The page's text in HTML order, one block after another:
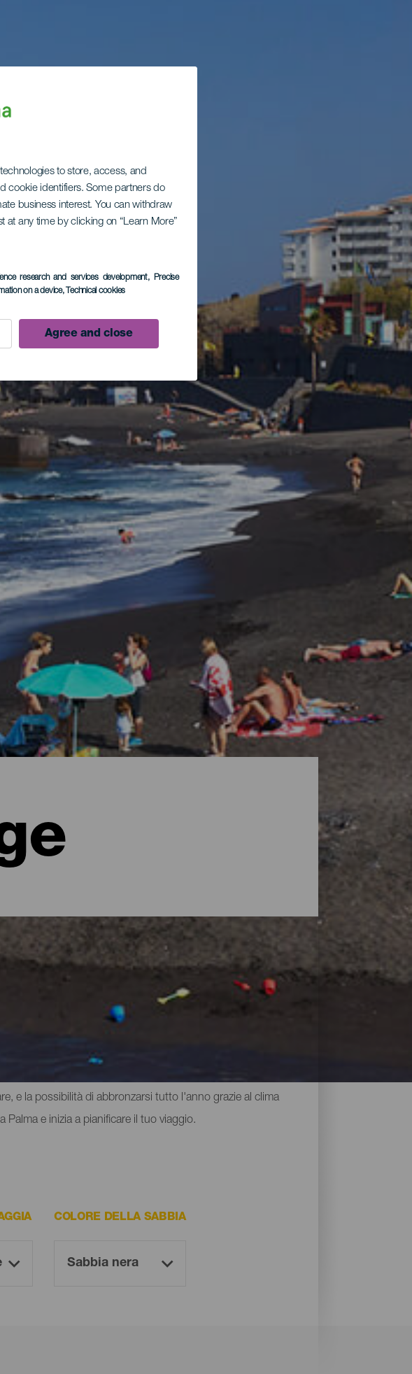
to store, access, and
cookie identifiers. Some partners do
business interest. You can withdraw
at any time by clicking on “Learn More”
research and services development, Precise
on a device, Technical cookies
Agree and close
di tutti i servizi, grandi arenili dove puoi trovare il tuo
e la possibilità di abbronzarsi tutto l'anno grazie al clima
e inizia a pianificare il tuo viaggio.
COLORE DELLA SABBIA